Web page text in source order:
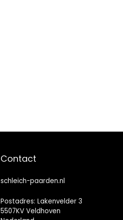
Contact
schleich-paarden.nl
Postadres: Lakenvelder 3
5507KV Veldhoven